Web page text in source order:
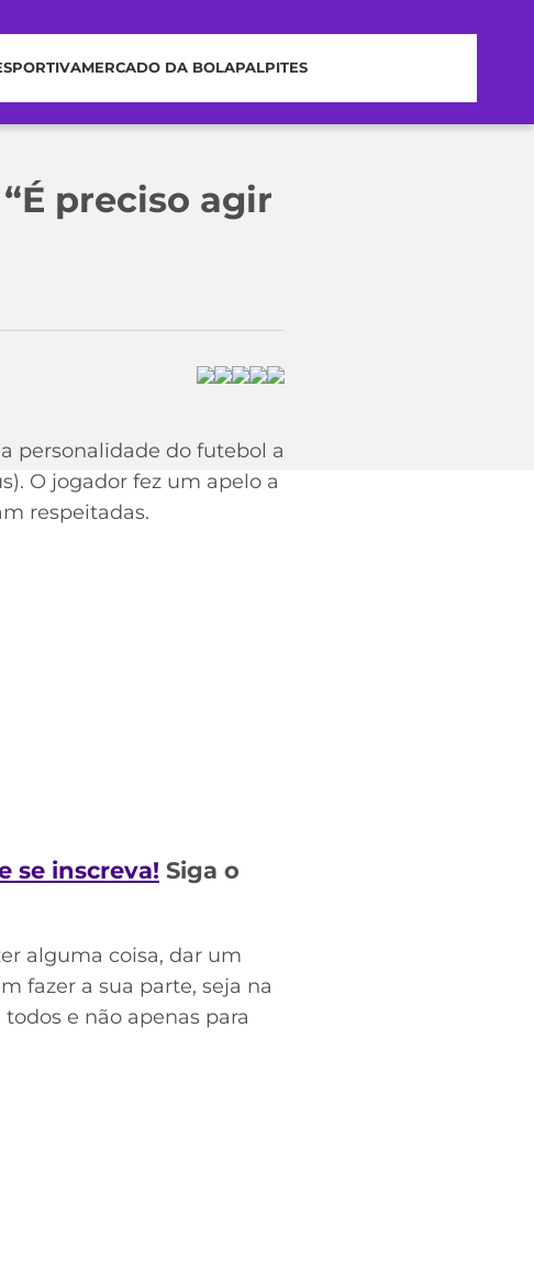
MERCADO DA BOLAPALPITES
preciso agir
personalidade do futebol a
O jogador fez um apelo a
respeitadas.
se inscreva! Siga o
alguma coisa, dar um
fazer a sua parte, seja na
e não apenas para